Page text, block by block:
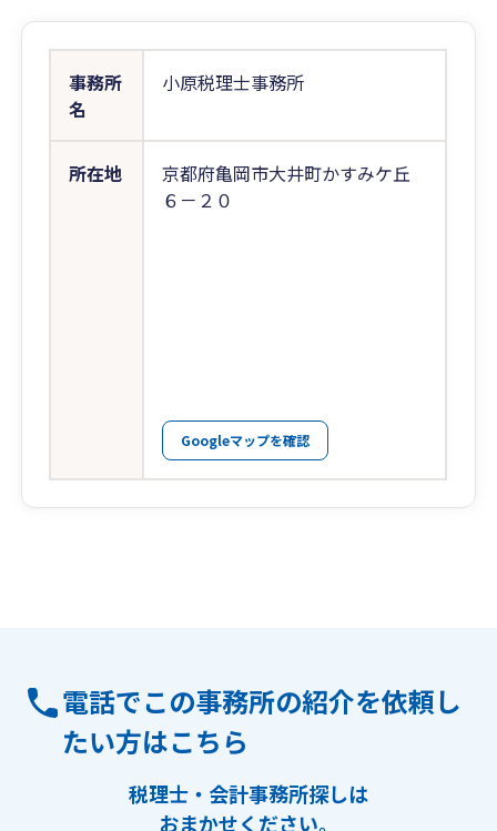
事務所
名
小原税理士事務所
所在地
京都府亀岡市大井町かすみケ丘
６－２０
Googleマップを確認
電話でこの事務所の紹介を依頼し
たい方はこちら
税理士・会計事務所探しは
おまかせください。